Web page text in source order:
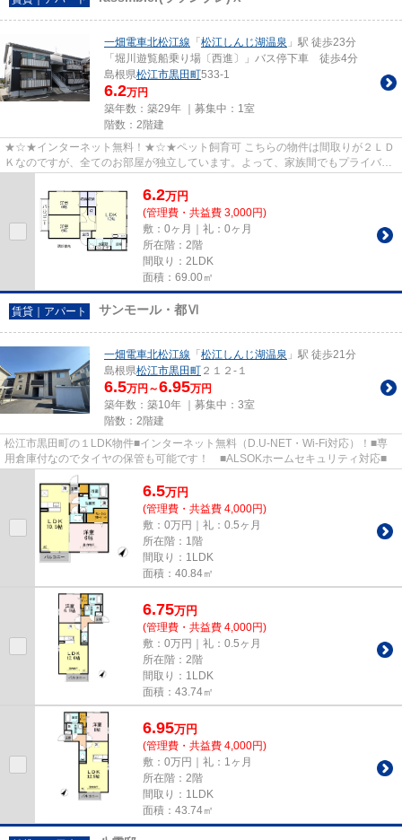
一畑電車北松江線 「 松江しんじ湖温泉 」駅 徒歩23分
「堀川遊覧船乗り場〔西進〕」バス停下車 徒歩4分
島根県松江市黒田町533-1
6.2万円
築年数：築29年 ｜募集中： 1室
階数：2階建
★☆★インターネット無料！★☆★ペット飼育可 こちらの物件は間取りが２ＬＤ
Ｋなのですが、全てのお部屋が独立しています。よって、家族間でもプライバシ
6.2万円
(管理費・共益費 3,000円)
敷：0ヶ月｜礼：0ヶ月
所在階：2階
間取り：2LDK
面積：69.00㎡
賃貸｜アパート サンモール・都Ⅵ
一畑電車北松江線 「 松江しんじ湖温泉 」駅 徒歩21分
島根県松江市黒田町 ２１２-１
6.5万円～6.95万円
築年数：築10年 ｜募集中： 3室
階数：2階建
松江市黒田町の１LDK物件■インターネット無料（D.U-NET・Wi-Fi対応）！■専
用倉庫付なのでタイヤの保管も可能です！ ■ALSOKホームセキュリティ対応■
6.5万円
(管理費・共益費 4,000円)
敷：0万円｜礼：0.5ヶ月
所在階：1階
間取り：1LDK
面積：40.84㎡
6.75万円
(管理費・共益費 4,000円)
敷：0万円｜礼：0.5ヶ月
所在階：2階
間取り：1LDK
面積：43.74㎡
6.95万円
(管理費・共益費 4,000円)
敷：0万円｜礼：1ヶ月
所在階：2階
間取り：1LDK
面積：43.74㎡